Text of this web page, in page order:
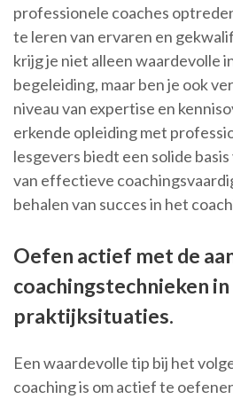
professionele coaches
te leren van ervaren en
krijg je niet alleen waardevolle
begeleiding, maar ben je ook
niveau van expertise en
erkende opleiding met
lesgevers biedt een solide
van effectieve
behalen van succes in het
Oefen actief met de
coachingstechnieken in
praktijksituaties.
Een waardevolle tip bij het
coaching is om actief te